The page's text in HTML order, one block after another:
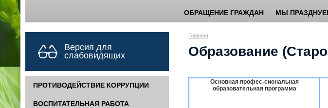
ОБРАЩЕНИЕ ГРАЖДАН МЫ
Версия для
слабовидящих
ПРОТИВОДЕЙСТВИЕ КОРРУПЦИИ
ВОСПИТАТЕЛЬНАЯ РАБОТА
Главная
Образование
Основная профес-сиональная
образовательная программа